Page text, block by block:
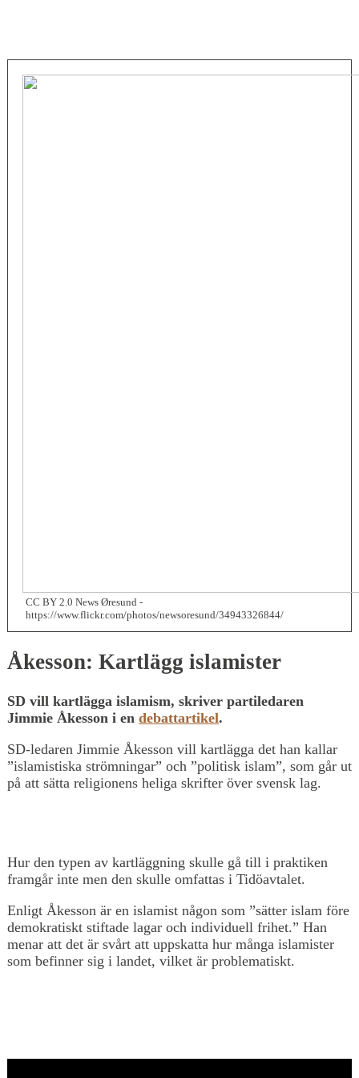
CC BY 2.0 News Øresund -
https://www.flickr.com/photos/newsoresund/34943326844/
Åkesson: Kartlägg islamister
SD vill kartlägga islamism, skriver partiledaren
Jimmie Åkesson i en debattartikel.
SD-ledaren Jimmie Åkesson vill kartlägga det han kallar
”islamistiska strömningar” och ”politisk islam”, som går ut
på att sätta religionens heliga skrifter över svensk lag.
Hur den typen av kartläggning skulle gå till i praktiken
framgår inte men den skulle omfattas i Tidöavtalet.
Enligt Åkesson är en islamist någon som ”sätter islam före
demokratiskt stiftade lagar och individuell frihet.” Han
menar att det är svårt att uppskatta hur många islamister
som befinner sig i landet, vilket är problematiskt.